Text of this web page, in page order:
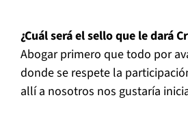
¿Cuál será el sello que le dará
Abogar primero que todo por
donde se respete la
allí a nosotros nos gustaría